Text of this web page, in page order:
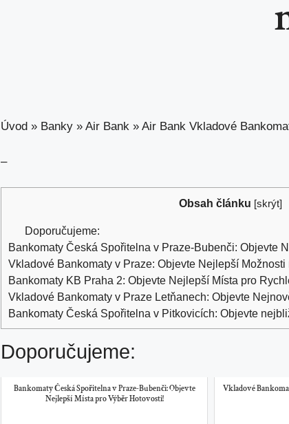
Úvod » Banky » Air Bank » Air Bank Vkladové
–
Obsah článku [skrýt]
Doporučujeme:
Bankomaty Česká Spořitelna v Praze-Bubenči: Objevte
Vkladové Bankomaty v Praze: Objevte Nejlepší Možnosti
Bankomaty KB Praha 2: Objevte Nejlepší Místa pro
Vkladové Bankomaty v Praze Letňanech: Objevte
Bankomaty Česká Spořitelna v Pitkovicích: Objevte
Doporučujeme:
Bankomaty Česká Spořitelna v Praze-Bubenči: Objevte
Nejlepší Místa pro Výběr Hotovosti!
Vkladové